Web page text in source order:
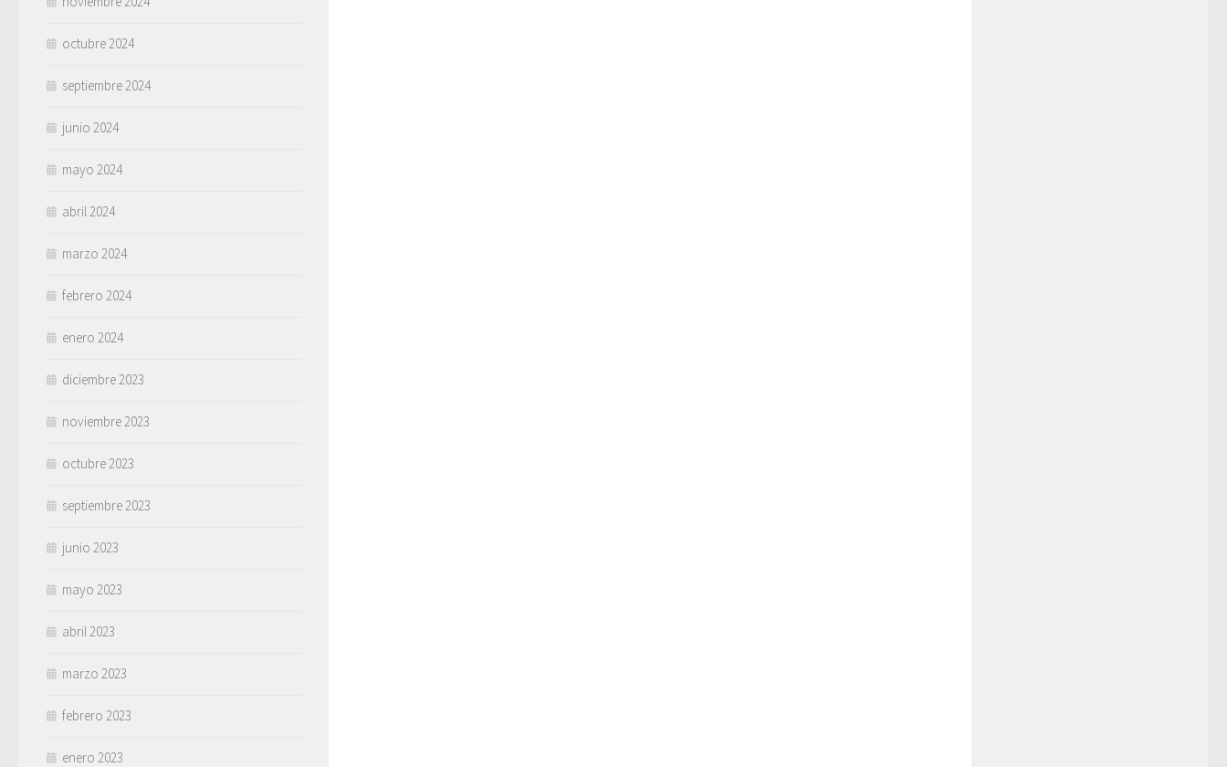
octubre 2024
septiembre 2024
junio 2024
mayo 2024
abril 2024
marzo 2024
febrero 2024
enero 2024
diciembre 2023
noviembre 2023
octubre 2023
septiembre 2023
junio 2023
mayo 2023
abril 2023
marzo 2023
febrero 2023
enero 2023